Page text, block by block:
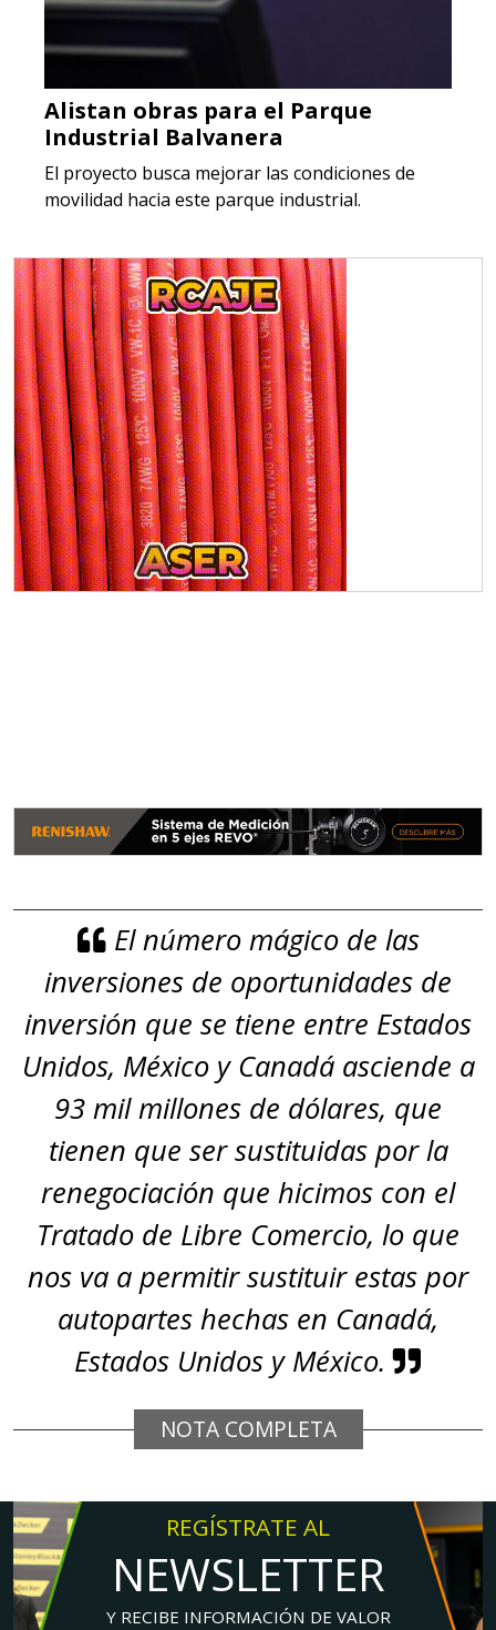
Alistan obras para el Parque
Industrial Balvanera
El proyecto busca mejorar las condiciones de
movilidad hacia este parque industrial.
El número mágico de las
inversiones de oportunidades de
inversión que se tiene entre Estados
Unidos, México y Canadá asciende a
93 mil millones de dólares, que
tienen que ser sustituidas por la
renegociación que hicimos con el
Tratado de Libre Comercio, lo que
nos va a permitir sustituir estas por
autopartes hechas en Canadá,
Estados Unidos y México.
NOTA COMPLETA
REGÍSTRATE AL
NEWSLETTER
Y RECIBE INFORMACIÓN DE VALOR